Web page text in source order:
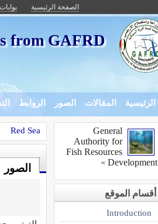
الصفحة الرئيسية
from GAFRD
الرئيسية المقالات الصور الروابط
Red Sea
الصور
General
Authority for
Fish Resources
Development
»
أقسام الموقع
Introduction